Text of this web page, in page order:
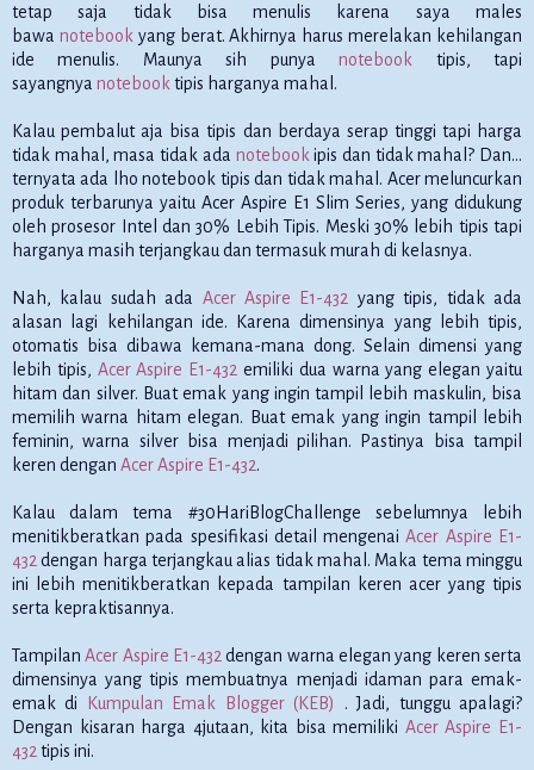
tetap saja tidak bisa menulis karena saya males
bawa notebook yang berat. Akhirnya harus merelakan kehilangan
ide menulis. Maunya sih punyanotebook tipis, tapi
sayangnya notebook tipis harganya mahal.
Kalau pembalut aja bisa tipis dan berdaya serap tinggi tapi harga
tidak mahal, masa tidak ada notebook ipis dan tidak mahal? Dan...
ternyata ada lho notebook tipis dan tidak mahal. Acer meluncurkan
produk terbarunya yaitu Acer Aspire E1 Slim Series, yang didukung
oleh prosesor Intel dan 30% Lebih Tipis. Meski 30% lebih tipis tapi
harganya masih terjangkau dan termasuk murah di kelasnya.
Nah, kalau sudah ada Acer Aspire E1-432 yang tipis, tidak ada
alasan lagi kehilangan ide. Karena dimensinya yang lebih tipis,
otomatis bisa dibawa kemana-mana dong. Selain dimensi yang
lebih tipis, Acer Aspire E1-432 emiliki dua warna yang elegan yaitu
hitam dan silver. Buat emak yang ingin tampil lebih maskulin, bisa
memilih warna hitam elegan. Buat emak yang ingin tampil lebih
feminin, warna silver bisa menjadi pilihan. Pastinya bisa tampil
keren dengan Acer Aspire E1-432.
Kalau dalam tema #30HariBlogChallenge sebelumnya lebih
menitikberatkan pada spesifikasi detail mengenaiAcer Aspire E1-
432 dengan harga terjangkau alias tidak mahal. Maka tema minggu
ini lebih menitikberatkan kepada tampilan keren acer yang tipis
serta kepraktisannya.
TampilanAcer Aspire E1-432 dengan warna elegan yang keren serta
dimensinya yang tipis membuatnya menjadi idaman para emak-
emak di
Kumpulan Emak Blogger (KEB)
. Jadi, tunggu apalagi?
Dengan kisaran harga 4jutaan, kita bisa memiliki Acer Aspire E1-
432 tipis ini.